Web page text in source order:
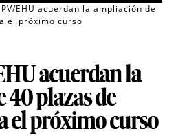
EHU acuerdan la ampliación de
el próximo curso
acuerdan la
plazas de
el próximo curso